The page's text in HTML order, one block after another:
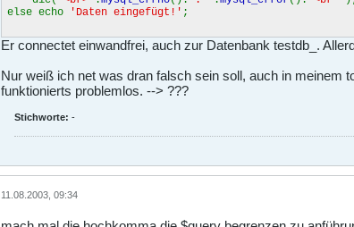
else echo
'Daten eingefügt!' ;
Er connectet einwandfrei, auch zur Datenbank testdb_.
Nur weiß ich net was dran falsch sein soll, auch in meinem
funktionierts problemlos. --> ???
Stichworte: -
11.08.2003, 09:34